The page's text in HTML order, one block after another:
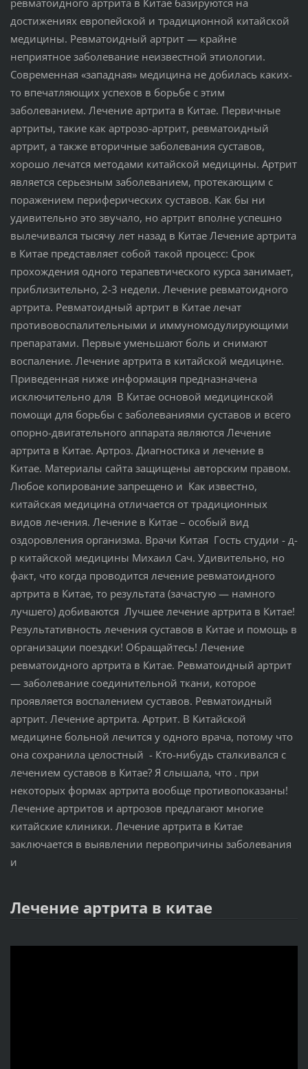
достижениях европейской и традиционной китайской
медицины. Ревматоидный артрит — крайне
неприятное заболевание неизвестной этиологии.
Современная «западная» медицина не добилась каких-
то впечатляющих успехов в борьбе с этим
заболеванием. Лечение артрита в Китае. Первичные
артриты, такие как артрозо-артрит, ревматоидный
артрит, а также вторичные заболевания суставов,
хорошо лечатся методами китайской медицины. Артрит
является серьезным заболеванием, протекающим с
поражением периферических суставов. Как бы ни
удивительно это звучало, но артрит вполне успешно
вылечивался тысячу лет назад в Китае Лечение артрита
в Китае представляет собой такой процесс: Срок
прохождения одного терапевтического курса занимает,
приблизительно, 2-3 недели. Лечение ревматоидного
артрита. Ревматоидный артрит в Китае лечат
противовоспалительными и иммуномодулирующими
препаратами. Первые уменьшают боль и снимают
воспаление. Лечение артрита в китайской медицине.
Приведенная ниже информация предназначена
исключительно для В Китае основой медицинской
помощи для борьбы с заболеваниями суставов и всего
опорно-двигательного аппарата являются Лечение
артрита в Китае. Артроз. Диагностика и лечение в
Китае. Материалы сайта защищены авторским правом.
Любое копирование запрещено и Как известно,
китайская медицина отличается от традиционных
видов лечения. Лечение в Китае – особый вид
оздоровления организма. Врачи Китая Гость студии - д-
р китайской медицины Михаил Сач. Удивительно, но
факт, что когда проводится лечение ревматоидного
артрита в Китае, то результата (зачастую — намного
лучшего) добиваются Лучшее лечение артрита в Китае!
Результативность лечения суставов в Китае и помощь в
организации поездки! Обращайтесь! Лечение
ревматоидного артрита в Китае. Ревматоидный артрит
— заболевание соединительной ткани, которое
проявляется воспалением суставов. Ревматоидный
артрит. Лечение артрита. Артрит. В Китайской
медицине больной лечится у одного врача, потому что
она сохранила целостный - Кто-нибудь сталкивался с
лечением суставов в Китае? Я слышала, что . при
некоторых формах артрита вообще противопоказаны!
Лечение артритов и артрозов предлагают многие
китайские клиники. Лечение артрита в Китае
заключается в выявлении первопричины заболевания
и
Лечение артрита в китае